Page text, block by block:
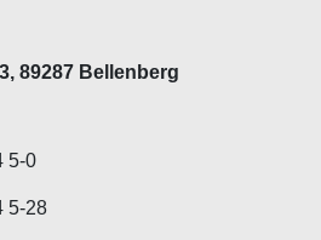
89287 Bellenberg
5-0
5-28